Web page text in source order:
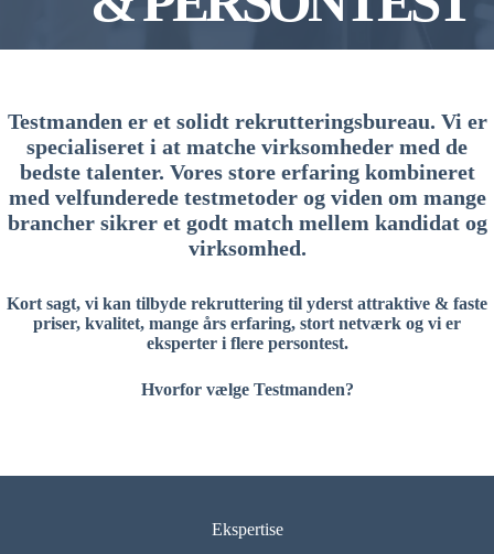
Testmanden er et solidt rekrutteringsbureau. Vi er
specialiseret i at matche virksomheder med de
bedste talenter. Vores store erfaring kombineret
med velfunderede testmetoder og viden om mange
brancher sikrer et godt match mellem kandidat og
virksomhed.
Kort sagt, vi kan tilbyde rekruttering til yderst attraktive & faste
priser, kvalitet, mange års erfaring, stort netværk og vi er
eksperter i flere persontest.
Hvorfor vælge Testmanden?
Ekspertise